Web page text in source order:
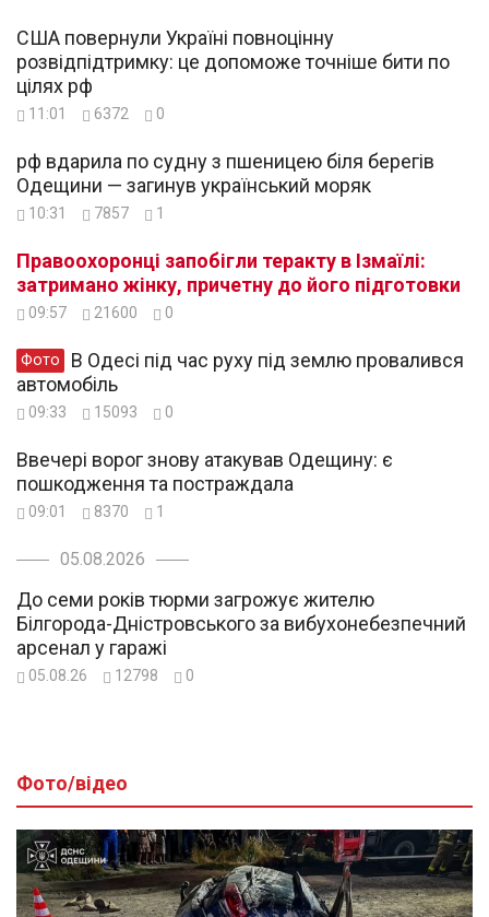
США повернули Україні повноцінну
розвідпідтримку: це допоможе точніше бити по
цілях рф
11:01 6372 0
рф вдарила по судну з пшеницею біля берегів
Одещини — загинув український моряк
10:31 7857 1
Правоохоронці запобігли теракту в Ізмаїлі:
затримано жінку, причетну до його підготовки
09:57 21600 0
Фото
автомобіль
09:33 15093 0
Ввечері ворог знову атакував Одещину: є
пошкодження та постраждала
09:01 8370 1
05.08.2026
До семи років тюрми загрожує жителю
Білгорода-Дністровського за вибухонебезпечний
арсенал у гаражі
05.08.26 12798 0
Фото/відео